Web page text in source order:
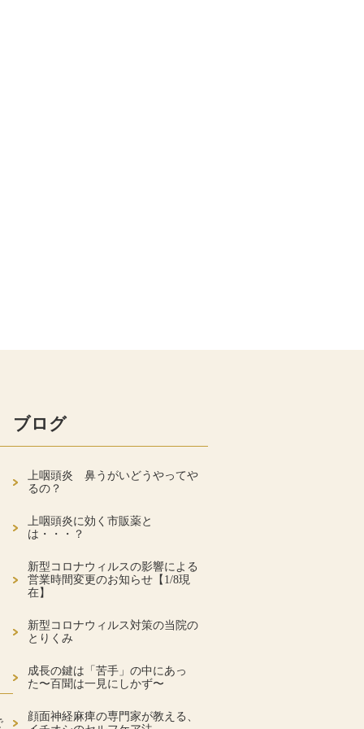
ブログ
上咽頭炎 鼻うがいどうやってや
るの？
上咽頭炎に効く市販薬と
は・・・？
新型コロナウィルスの影響による
営業時間変更のお知らせ【1/8現
在】
新型コロナウィルス対策の当院の
とりくみ
成長の鍵は「苦手」の中にあっ
た〜百聞は一見にしかず〜
顔面神経麻痺の専門家が教える、